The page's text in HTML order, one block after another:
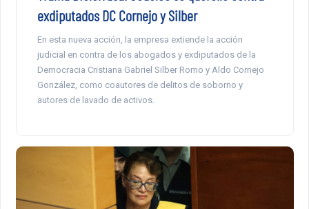
exdiputados DC Cornejo y Silber
En esta nueva acción, la empresa extiende la acción
judicial en contra de los abogados y exdiputados de la
Democracia Cristiana Gabriel Silber Romo y Aldo Cornejo
González, como coautores de delitos de soborno y
autores de lavado de activos.